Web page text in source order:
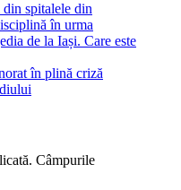
spitalele din
în urma
de la Iași. Care este
în plină criză
Câmpurile